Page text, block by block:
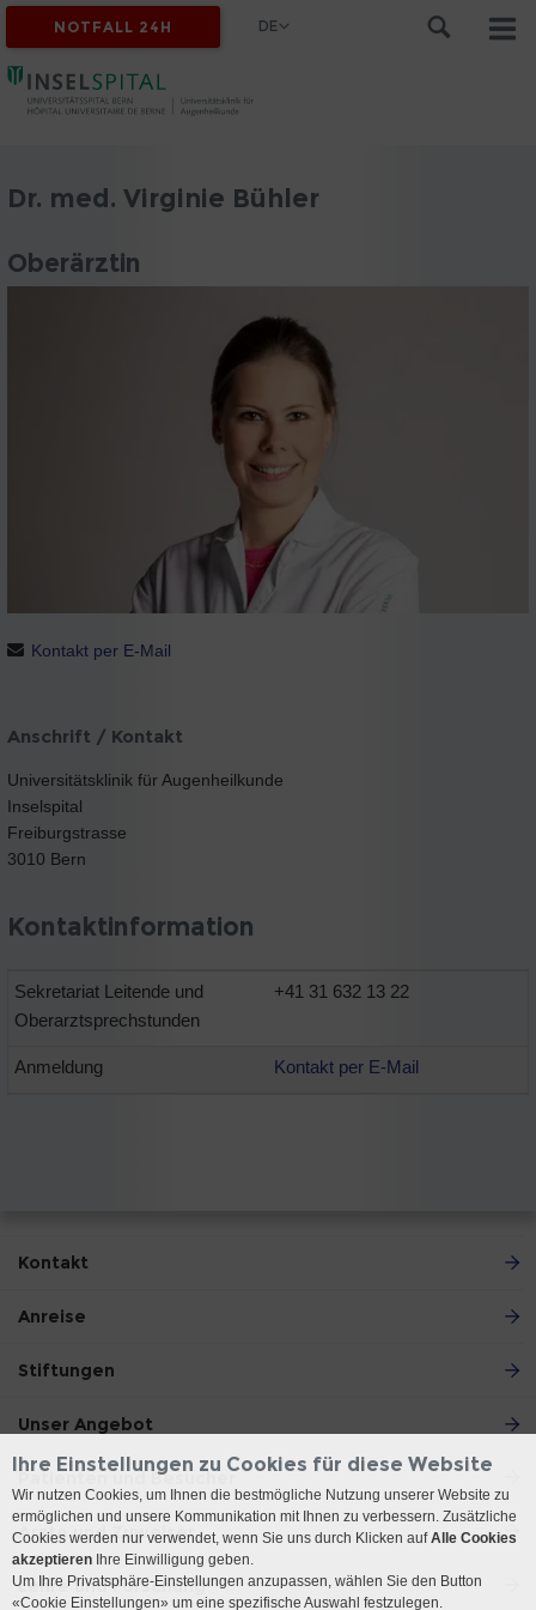
NOTFALL 24H DE
Dr. med. Virginie Bühler
Oberärztin
Kontakt per E-Mail
Anschrift / Kontakt
Universitätsklinik für Augenheilkunde
Inselspital
Freiburgstrasse
3010 Bern
Kontaktinformation
Sekretariat Leitende und
Oberarztsprechstunden
+41 31 632 13 22
Anmeldung Kontakt per E-Mail
Kontakt
Anreise
Stiftungen
Unser Angebot
Patienten und Besucher
Ärzte und Zuweiser
Lehre und Forschung
Ihre Einstellungen zu Cookies für diese Website
Wir nutzen Cookies, um Ihnen die bestmögliche Nutzung unserer Website zu
ermöglichen und unsere Kommunikation mit Ihnen zu verbessern. Zusätzliche
Cookies werden nur verwendet, wenn Sie uns durch Klicken aufAlle Cookies
akzeptieren Ihre Einwilligung geben.
Um Ihre Privatsphäre-Einstellungen anzupassen, wählen Sie den Button
«Cookie Einstellungen» um eine spezifische Auswahl festzulegen.